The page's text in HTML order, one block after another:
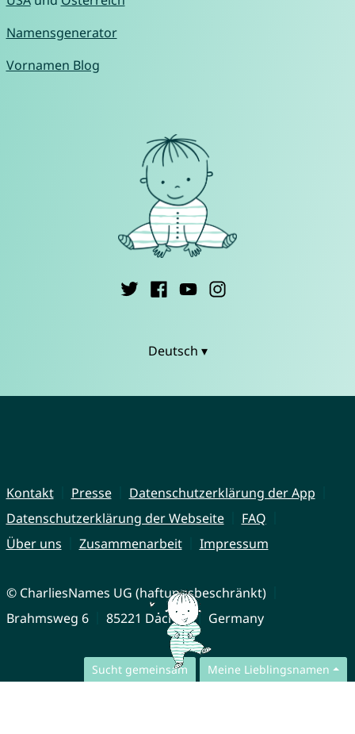
Sucht gemeinsam Meine Lieblingsnamen
Namensgenerator
Vornamen Blog
Deutsch ▾
Kontakt Presse
Datenschutzerklärung der App
Datenschutzerklärung der Webseite
FAQ
Über uns
Zusammenarbeit Impressum
© CharliesNames UG (haftungsbeschränkt)
Brahmsweg 6
85221 Dachau Germany